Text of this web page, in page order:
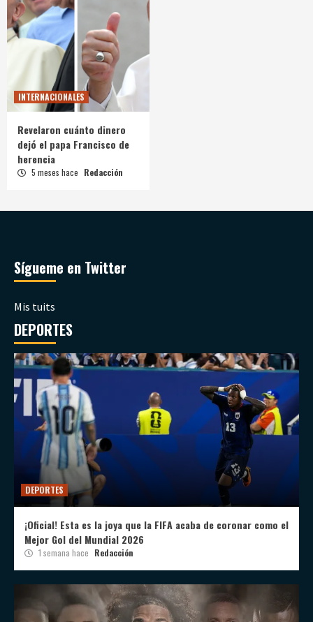
INTERNACIONALES
Revelaron cuánto dinero
dejó el papa Francisco de
herencia
5 meses hace Redacción
Sígueme en Twitter
Mis tuits
DEPORTES
DEPORTES
¡Oficial! Esta es la joya que la FIFA acaba de coronar como el
Mejor Gol del Mundial 2026
1 semana hace Redacción